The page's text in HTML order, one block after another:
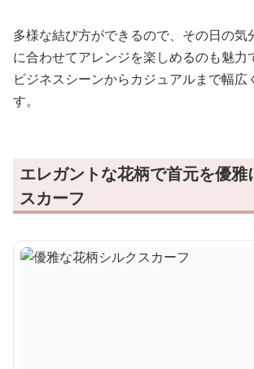
多様な結び方ができるので、その日の気
に合わせてアレンジを楽しめるのも魅力
ビジネスシーンからカジュアルまで幅広
す。
エレガントな花柄で首元を優雅
スカーフ